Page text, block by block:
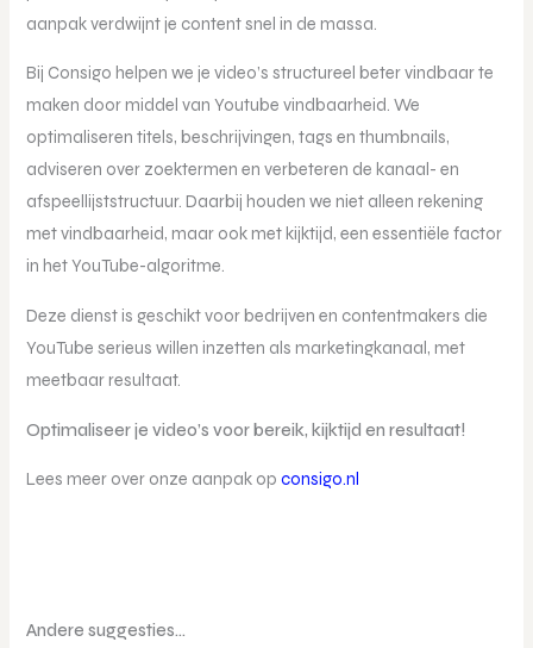
aanpak verdwijnt je content snel in de massa.
Bij Consigo helpen we je video’s structureel beter vindbaar te
maken door middel van Youtube vindbaarheid. We
optimaliseren titels, beschrijvingen, tags en thumbnails,
adviseren over zoektermen en verbeteren de kanaal- en
afspeellijststructuur. Daarbij houden we niet alleen rekening
met vindbaarheid, maar ook met kijktijd, een essentiële factor
in het YouTube-algoritme.
Deze dienst is geschikt voor bedrijven en contentmakers die
YouTube serieus willen inzetten als marketingkanaal, met
meetbaar resultaat.
Optimaliseer je video’s voor bereik, kijktijd en resultaat!
Lees meer over onze aanpak op consigo.nl
Andere suggesties…